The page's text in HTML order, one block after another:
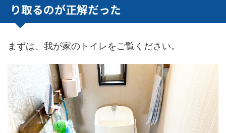
り取るのが正解だった
まずは、我が家のトイレをご覧ください。